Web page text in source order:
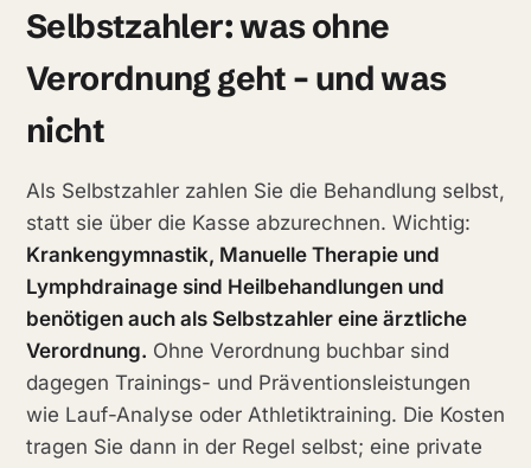
Selbstzahler: was ohne
Verordnung geht – und was
nicht
Als Selbstzahler zahlen Sie die Behandlung selbst,
statt sie über die Kasse abzurechnen. Wichtig:
Krankengymnastik, Manuelle Therapie und
Lymphdrainage sind Heilbehandlungen und
benötigen auch als Selbstzahler eine ärztliche
Verordnung. Ohne Verordnung buchbar sind
dagegen Trainings- und Präventionsleistungen
wie Lauf-Analyse oder Athletiktraining. Die Kosten
tragen Sie dann in der Regel selbst; eine private